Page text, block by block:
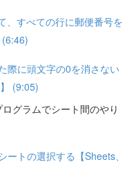
、すべての行に郵便番号を
際に頭文字の0を消さない
(9:05)
グラムでシート間のやり
トの選択する【Sheets、